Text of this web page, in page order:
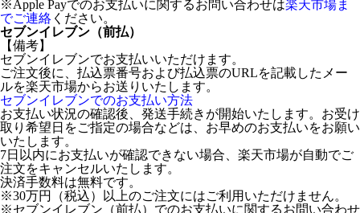
※Apple Payでのお支払いに関するお問い合わせは楽天市場ま
でご連絡 ください。
セブンイレブン（前払）
【備考】
セブンイレブンでお支払いいただけます。
ご注文後に、払込票番号および払込票のURLを記載したメー
ルを楽天市場からお送りいたします。
セブンイレブンでのお支払い方法
お支払い状況の確認後、発送手続きが開始いたします。お受け
取り希望日をご指定の場合などは、お早めのお支払いをお願い
いたします。
7日以内にお支払いが確認できない場合、楽天市場が自動でご
注文をキャンセルいたします。
決済手数料は無料です。
※30万円（税込）以上のご注文にはご利用いただけません。
※セブンイレブン（前払）でのお支払いに関するお問い合わせ